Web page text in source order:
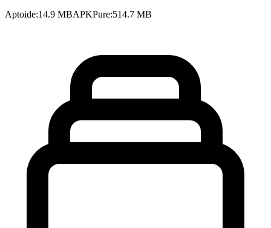
Aptoide:14.9 MBAPKPure:514.7 MB